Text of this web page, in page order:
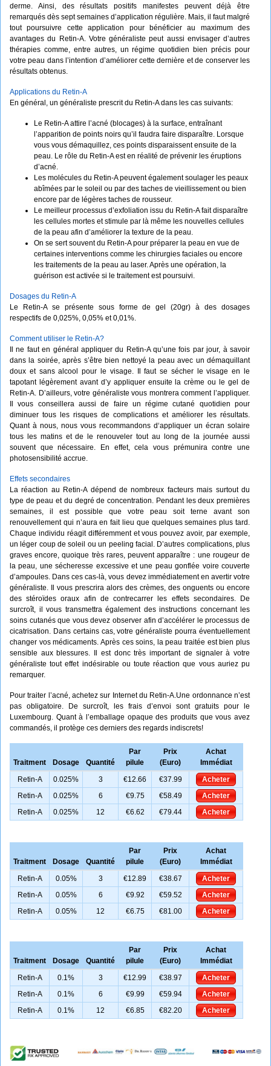
derme. Ainsi, des résultats positifs manifestes peuvent déjà être
remarqués dès sept semaines d’application régulière. Mais, il faut malgré
tout poursuivre cette application pour bénéficier au maximum des
avantages du Retin-A. Votre généraliste peut aussi envisager d’autres
thérapies comme, entre autres, un régime quotidien bien précis pour
votre peau dans l’intention d’améliorer cette dernière et de conserver les
résultats obtenus.
Applications du Retin-A
En général, un généraliste prescrit du Retin-A dans les cas suivants:
Le Retin-A attire l’acné (blocages) à la surface, entraînant
l’apparition de points noirs qu’il faudra faire disparaître. Lorsque
vous vous démaquillez, ces points disparaissent ensuite de la
peau. Le rôle du Retin-A est en réalité de prévenir les éruptions
d’acné.
Les molécules du Retin-A peuvent également soulager les peaux
abîmées par le soleil ou par des taches de vieillissement ou bien
encore par de légères taches de rousseur.
Le meilleur processus d’exfoliation issu du Retin-A fait disparaître
les cellules mortes et stimule par là même les nouvelles cellules
de la peau afin d’améliorer la texture de la peau.
On se sert souvent du Retin-A pour préparer la peau en vue de
certaines interventions comme les chirurgies faciales ou encore
les traitements de la peau au laser. Après une opération, la
guérison est activée si le traitement est poursuivi.
Dosages du Retin-A
Le Retin-A se présente sous forme de gel (20gr) à des dosages
respectifs de 0,025%, 0,05% et 0,01%.
Comment utiliser le Retin-A?
Il ne faut en général appliquer du Retin-A qu’une fois par jour, à savoir
dans la soirée, après s’être bien nettoyé la peau avec un démaquillant
doux et sans alcool pour le visage. Il faut se sécher le visage en le
tapotant légèrement avant d’y appliquer ensuite la crème ou le gel de
Retin-A. D’ailleurs, votre généraliste vous montrera comment l’appliquer.
Il vous conseillera aussi de faire un régime cutané quotidien pour
diminuer tous les risques de complications et améliorer les résultats.
Quant à nous, nous vous recommandons d‘appliquer un écran solaire
tous les matins et de le renouveler tout au long de la journée aussi
souvent que nécessaire. En effet, cela vous prémunira contre une
photosensibilité accrue.
Effets secondaires
La réaction au Retin-A dépend de nombreux facteurs mais surtout du
type de peau et du degré de concentration. Pendant les deux premières
semaines, il est possible que votre peau soit terne avant son
renouvellement qui n’aura en fait lieu que quelques semaines plus tard.
Chaque individu réagit différemment et vous pouvez avoir, par exemple,
un léger coup de soleil ou un peeling facial. D’autres complications, plus
graves encore, quoique très rares, peuvent apparaître : une rougeur de
la peau, une sécheresse excessive et une peau gonflée voire couverte
d’ampoules. Dans ces cas-là, vous devez immédiatement en avertir votre
généraliste. Il vous prescrira alors des crèmes, des onguents ou encore
des stéroïdes oraux afin de contrecarrer les effets secondaires. De
surcroît, il vous transmettra également des instructions concernant les
soins cutanés que vous devez observer afin d’accélérer le processus de
cicatrisation. Dans certains cas, votre généraliste pourra éventuellement
changer vos médicaments. Après ces soins, la peau traitée est bien plus
sensible aux blessures. Il est donc très important de signaler à votre
généraliste tout effet indésirable ou toute réaction que vous auriez pu
remarquer.
Pour traiter l’acné, achetez sur Internet du Retin-A.Une ordonnance n’est
pas obligatoire. De surcroît, les frais d’envoi sont gratuits pour le
Luxembourg. Quant à l’emballage opaque des produits que vous avez
commandés, il protège ces derniers des regards indiscrets!
Traitment Dosage Quantité
Par
pilule
Prix
(Euro)
Achat
Immédiat
Retin-A
0.025% 3 €12.66 €37.99
Acheter
Retin-A
0.025% 6 €9.75 €58.49
Acheter
Retin-A
0.025% 12 €6.62 €79.44 Acheter
Traitment Dosage Quantité
Par
pilule
Prix
(Euro)
Achat
Immédiat
Retin-A
0.05% 3 €12.89 €38.67
Acheter
Retin-A
0.05% 6 €9.92 €59.52
Acheter
Retin-A
0.05% 12 €6.75 €81.00 Acheter
Traitment Dosage Quantité
Par
pilule
Prix
(Euro)
Achat
Immédiat
Retin-A
0.1% 3 €12.99 €38.97
Acheter
Retin-A
0.1% 6 €9.99 €59.94
Acheter
Retin-A
0.1% 12 €6.85 €82.20 Acheter